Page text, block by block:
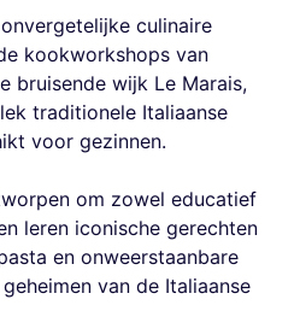
culinaire
kookworkshops van
bruisende wijk Le Marais,
traditionele Italiaanse
voor gezinnen.
om zowel educatief
leren iconische gerechten
en onweerstaanbare
van de Italiaanse